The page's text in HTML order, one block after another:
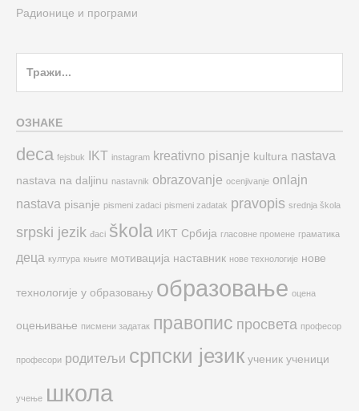
Радионице и програми
ОЗНАКЕ
deca fejsbuk IKT instagram kreativno pisanje kultura nastava
nastava na daljinu nastavnik obrazovanje ocenjivanje onlajn
nastava pisanje pismeni zadaci pismeni zadatak pravopis srednja škola
srpski jezik đaci škola ИКТ Србија гласовне промене граматика
деца култура књиге мотивација наставник нове технологије нове
технологије у образовању образовање оцена
оцењивање писмени задатак правопис просвета професор
професори родитељи српски језик ученик ученици
учење школа